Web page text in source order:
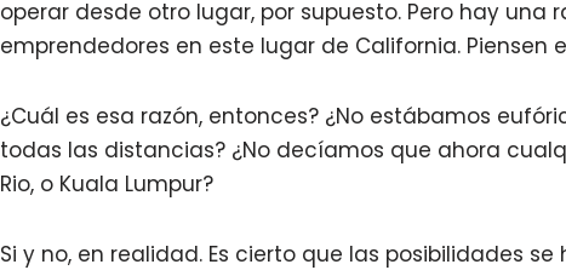
operar desde otro lugar, por supuesto. Pero hay una
emprendedores en este lugar de California. Piensen
¿Cuál es esa razón, entonces? ¿No estábamos
todas las distancias? ¿No decíamos que ahora
Rio, o Kuala Lumpur?
Si y no, en realidad. Es cierto que las posibilidades